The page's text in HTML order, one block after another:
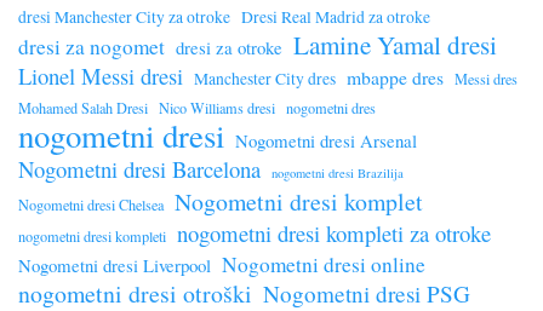
dresi Manchester City za otroke Dresi Real Madrid za otroke
dresi za nogomet dresi za otroke Lamine Yamal dresi
Lionel Messi dresi Manchester City dres mbappe dres Messi dres
Mohamed Salah Dresi Nico Williams dresi nogometni dres
nogometni dresi Nogometni dresi Arsenal
Nogometni dresi Barcelona nogometni dresi Brazilija
Nogometni dresi Chelsea Nogometni dresi komplet
nogometni dresi kompleti nogometni dresi kompleti za otroke
Nogometni dresi Liverpool Nogometni dresi online
nogometni dresi otroški Nogometni dresi PSG